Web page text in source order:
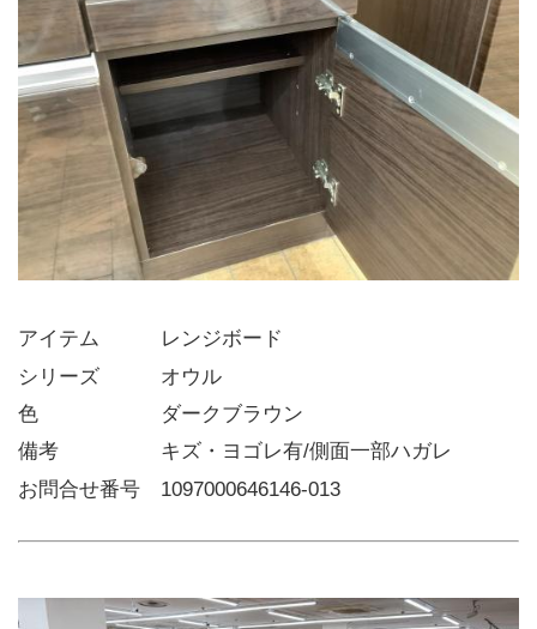
アイテム   レンジボード
シリーズ   オウル
色      ダークブラウン
備考     キズ・ヨゴレ有/側面一部ハガレ
お問合せ番号 1097000646146-013